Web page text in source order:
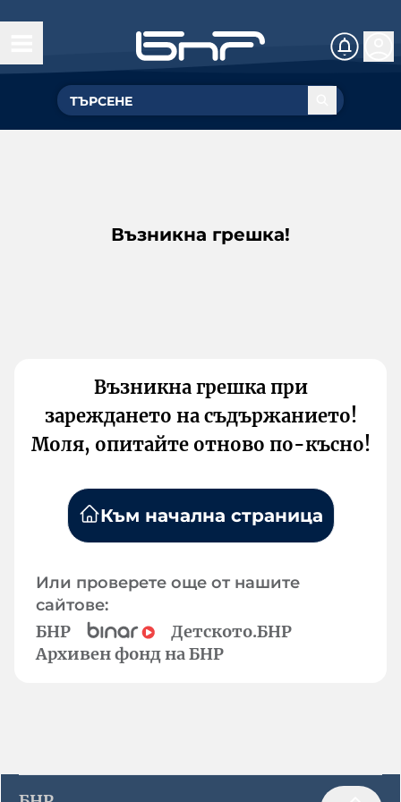
Възникна грешка!
Възникна грешка при
зареждането на съдържанието!
Моля, опитайте отново по-късно!
Към начална страница
Или проверете още от нашите
сайтове:
БНР
Детското.БНР
Архивен фонд на БНР